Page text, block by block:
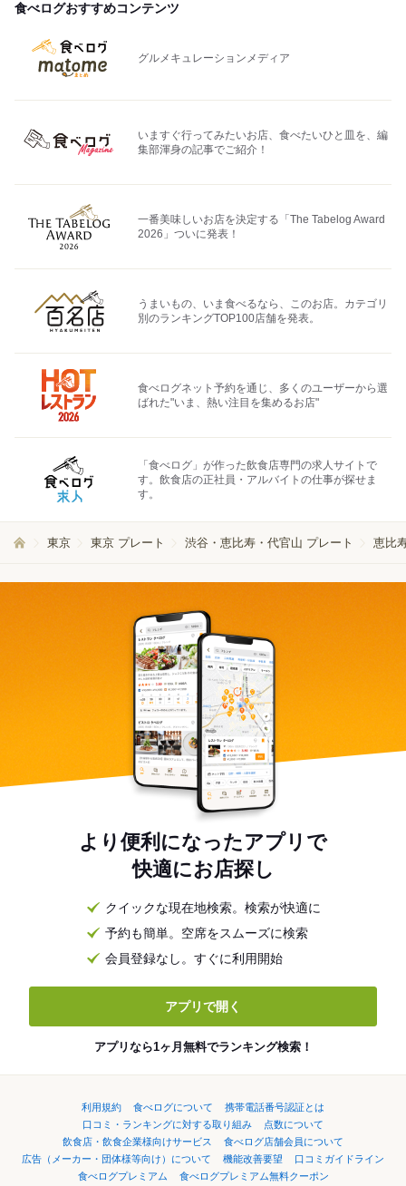
食べログおすすめコンテンツ
グルメキュレーションメディア
いますぐ行ってみたいお店、食べたいひと皿を、編
集部渾身の記事でご紹介！
一番美味しいお店を決定する「The Tabelog Award
2026」ついに発表！
うまいもの、いま食べるなら、このお店。カテゴリ
別のランキングTOP100店舗を発表。
食べログネット予約を通じ、多くのユーザーから選
ばれた"いま、熱い注目を集めるお店"
「食べログ」が作った飲食店専門の求人サイトで
す。飲食店の正社員・アルバイトの仕事が探せま
す。
東京 東京 プレート 渋谷・恵比寿・代官山 プレート 恵比
より便利になったアプリで
快適にお店探し
クイックな現在地検索。検索が快適に
予約も簡単。空席をスムーズに検索
会員登録なし。すぐに利用開始
アプリで開く
アプリなら1ヶ月無料でランキング検索！
利用規約 食べログについて
携帯電話番号認証とは
口コミ・ランキングに対する取り組み
点数について
飲食店・飲食企業様向けサービス
食べログ店舗会員について
広告（メーカー・団体様等向け）について
機能改善要望
口コミガイドライン
食べログプレミアム
食べログプレミアム無料クーポン